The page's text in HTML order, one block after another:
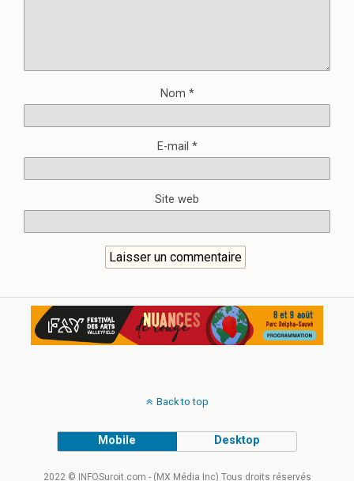
Nom *
E-mail *
Site web
Back to top
Mobile Desktop
2022 © INFOSuroit.com - (MX Média Inc) Tous droits réservés